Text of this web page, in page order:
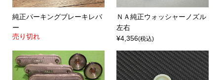
純正パーキングブレーキレバ
ー
売り切れ
ＮＡ純正ウォッシャーノズル
左右
¥4,356(税込)